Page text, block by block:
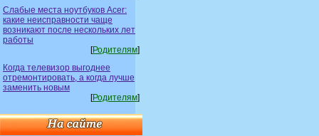
Слабые места ноутбуков Acer:
какие неисправности чаще
возникают после нескольких лет
работы
[Родителям]
Когда телевизор выгоднее
отремонтировать, а когда лучше
заменить новым
[Родителям]